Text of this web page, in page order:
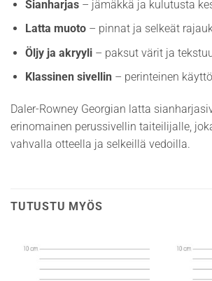
Sianharjas– jämäkkä ja kulutusta
Latta muoto– pinnat ja selkeät
Öljy ja akryyli– paksut värit ja
Klassinen sivellin – perinteinen
Daler-Rowney Georgian latta
erinomainen perussivellin taiteilijalle,
vahvalla otteella ja selkeillä vedoilla.
TUTUSTU MYÖS